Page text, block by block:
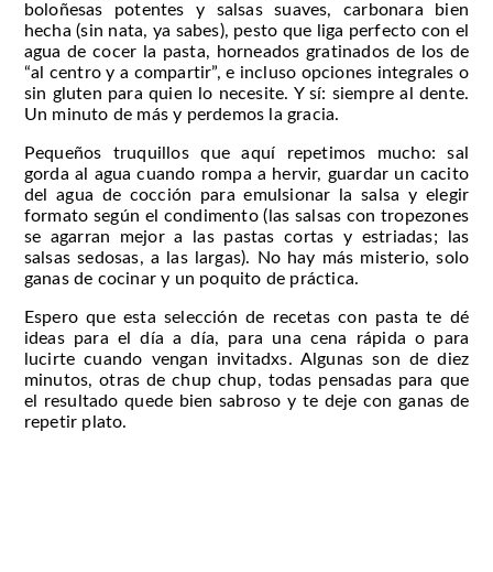
boloñesas potentes y salsas suaves, carbonara bien
hecha (sin nata, ya sabes), pesto que liga perfecto con el
agua de cocer la pasta, horneados gratinados de los de
“al centro y a compartir”, e incluso opciones integrales o
sin gluten para quien lo necesite. Y sí: siempre al dente.
Un minuto de más y perdemos la gracia.
Pequeños truquillos que aquí repetimos mucho: sal
gorda al agua cuando rompa a hervir, guardar un cacito
del agua de cocción para emulsionar la salsa y elegir
formato según el condimento (las salsas con tropezones
se agarran mejor a las pastas cortas y estriadas; las
salsas sedosas, a las largas). No hay más misterio, solo
ganas de cocinar y un poquito de práctica.
Espero que esta selección de recetas con pasta te dé
ideas para el día a día, para una cena rápida o para
lucirte cuando vengan invitadxs. Algunas son de diez
minutos, otras de chup chup, todas pensadas para que
el resultado quede bien sabroso y te deje con ganas de
repetir plato.